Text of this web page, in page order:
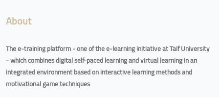
About
The e-training platform - one of the e-learning initiative at Taif University
- which combines digital self-paced learning and virtual learning in an
integrated environment based on interactive learning methods and
motivational game techniques